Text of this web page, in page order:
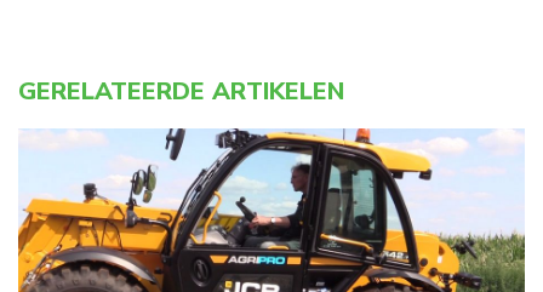
GERELATEERDE ARTIKELEN